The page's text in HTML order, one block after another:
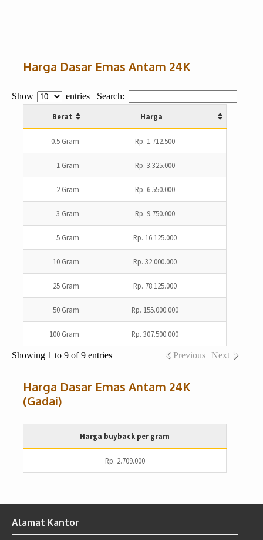
Harga Dasar Emas Antam 24K
Show entries Search:
Berat Harga
0.5 Gram Rp. 1.712.500
1 Gram Rp. 3.325.000
2 Gram Rp. 6.550.000
3 Gram Rp. 9.750.000
5 Gram Rp. 16.125.000
10 Gram Rp. 32.000.000
25 Gram Rp. 78.125.000
50 Gram Rp. 155.000.000
100 Gram Rp. 307.500.000
Showing 1 to 9 of 9 entries Previous Next
Harga Dasar Emas Antam 24K
(Gadai)
Harga buyback per gram
Rp. 2.709.000
Alamat Kantor